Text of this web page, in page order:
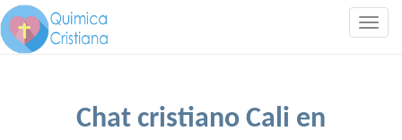
Chat cristiano Cali en